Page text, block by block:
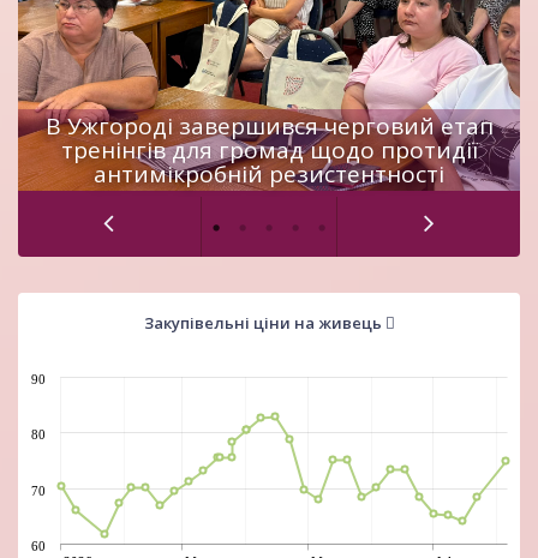
В Ужгороді завершився черговий етап
тренінгів для громад щодо протидії
антимікробній резистентності
Закупівельні ціни на живець
60
70
80
90